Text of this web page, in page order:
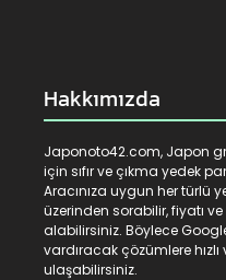
Hakkımızda
Japonoto42.com, Japon
için sıfır ve çıkma yedek
Aracınıza uygun her türlü
üzerinden sorabilir, fiyatı
alabilirsiniz. Böylece
vardıracak çözümlere
ulaşabilirsiniz.